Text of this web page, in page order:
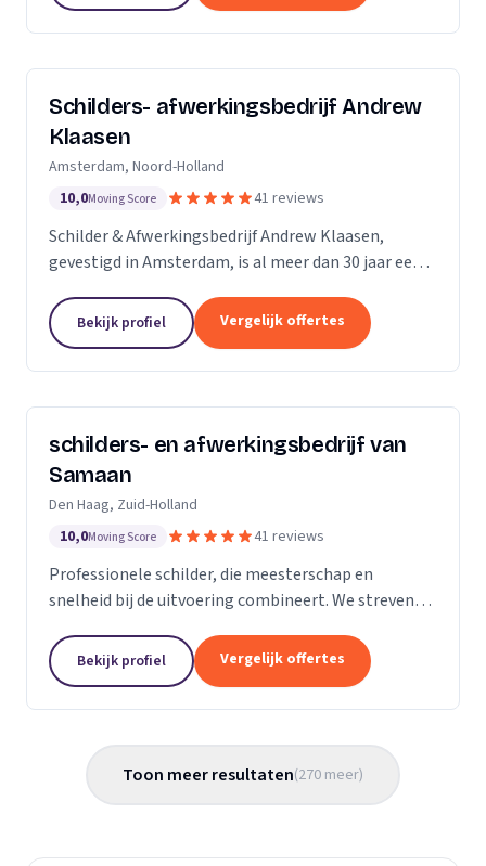
Schilders- afwerkingsbedrijf Andrew
Klaasen
Amsterdam, Noord-Holland
10,0Moving Score 41 reviews
Schilder & Afwerkingsbedrijf Andrew Klaasen,
gevestigd in Amsterdam, is al meer dan 30 jaar een
van ervaren professionals brengt kleur en leven in...
Bekijk profiel Vergelijk offertes
schilders- en afwerkingsbedrijf van
Samaan
Den Haag, Zuid-Holland
10,0Moving Score 41 reviews
Professionele schilder, die meesterschap en
snelheid bij de uitvoering combineert. We streven
flexibiliteit, onderscheidende kwaliteit en
concurrerende...
Bekijk profiel Vergelijk offertes
Toon meer resultaten(270 meer)